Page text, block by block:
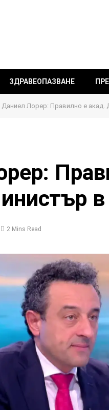
ЗДРАВЕОПАЗВАНЕ
Даниел Лорер: Правилно е акад.
в
2 Mins Read